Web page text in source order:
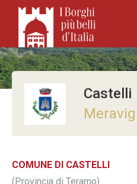
Castelli
COMUNE DI CASTELLI
(Provincia di Teramo)